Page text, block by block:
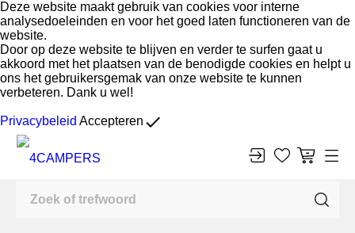
Deze website maakt gebruik van cookies voor interne
analysedoeleinden en voor het goed laten functioneren van de
website.
Door op deze website te blijven en verder te surfen gaat u
akkoord met het plaatsen van de benodigde cookies en helpt u
ons het gebruikersgemak van onze website te kunnen
verbeteren. Dank u wel!
Privacybeleid Accepteren done